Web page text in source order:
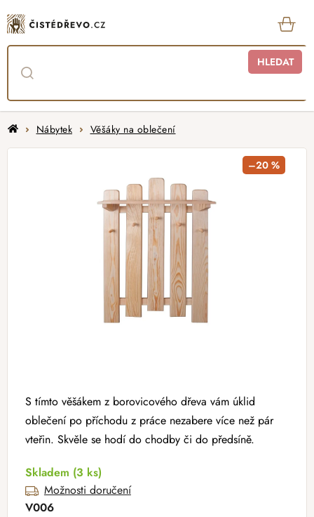
na
obsah
HLEDAT
DomůNábytek Věšáky na oblečení
S tímto věšákem z borovicového dřeva vám úklid
oblečení po příchodu z práce nezabere více než pár
vteřin. Skvěle se hodí do chodby či do předsíně.
Skladem (3 ks)
Možnosti doručení
V006
–20 %